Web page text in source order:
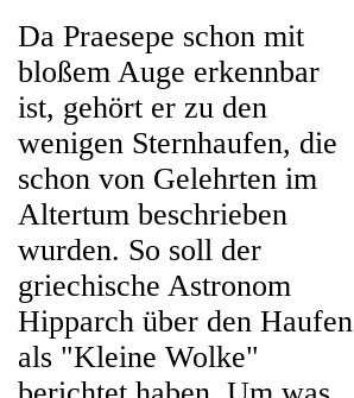
Da Praesepe schon mit
bloßem Auge erkennbar
ist, gehört er zu den
wenigen Sternhaufen, die
schon von Gelehrten im
Altertum beschrieben
wurden. So soll der
griechische Astronom
Hipparch über den Haufen
als "Kleine Wolke"